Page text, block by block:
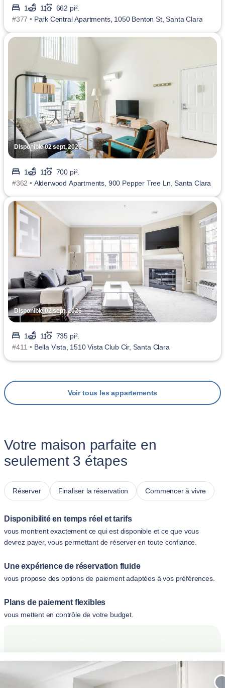
1 1
662 pi².
#377 • Park Central Apartments, 1050 Benton St, Santa Clara
Disponible 02 sept. 2026
1 1
700 pi².
#362 • Alderwood Apartments, 900 Pepper Tree Ln, Santa Clara
Disponible 02 sept. 2026
1 1
735 pi².
#411 • Bella Vista, 1510 Vista Club Cir, Santa Clara
Voir tous les appartements
Votre maison parfaite en
seulement 3 étapes
Réserver Finaliser la réservation Commencer à vivre
Disponibilité en temps réel et tarifs
vous montrent exactement ce qui est disponible et ce que vous
devrez payer, vous permettant de réserver en toute confiance.
Une expérience de réservation fluide
vous propose des options de paiement adaptées à vos préférences.
Plans de paiement flexibles
vous mettent en contrôle de votre budget.